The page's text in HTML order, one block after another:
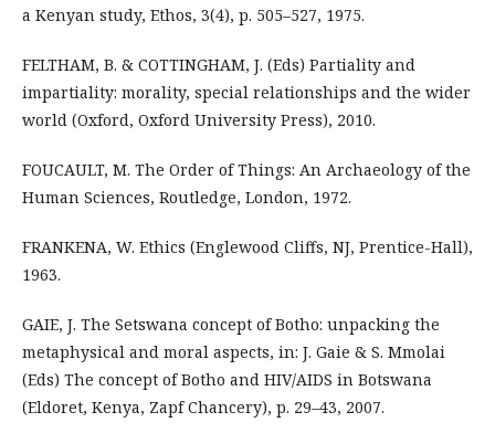
a Kenyan study, Ethos, 3(4), p. 505–527, 1975.
FELTHAM, B. & COTTINGHAM, J. (Eds) Partiality and
impartiality: morality, special relationships and the wider
world (Oxford, Oxford University Press), 2010.
FOUCAULT, M. The Order of Things: An Archaeology of the
Human Sciences, Routledge, London, 1972.
FRANKENA, W. Ethics (Englewood Cliffs, NJ, Prentice-Hall),
1963.
GAIE, J. The Setswana concept of Botho: unpacking the
metaphysical and moral aspects, in: J. Gaie & S. Mmolai
(Eds) The concept of Botho and HIV/AIDS in Botswana
(Eldoret, Kenya, Zapf Chancery), p. 29–43, 2007.